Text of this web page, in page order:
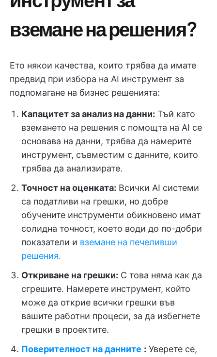
вземане на решения?
Ето някои качества, които трябва да имате
предвид при избора на AI инструмент за
подпомагане на бизнес решенията:
Капацитет за анализ на данни: Тъй като
вземането на решения с помощта на AI се
основава на данни, трябва да намерите
инструмент, съвместим с данните, които
трябва да анализирате.
Точност на оценката: Всички AI системи
са податливи на грешки, но добре
обучените инструменти обикновено имат
солидна точност, което води до по-добри
показатели и вземане на печеливши
решения.
Откриване на грешки: С това няма как да
сгрешите. Намерете инструмент, който
може да открие всички грешки във
вашите работни процеси, за да избегнете
грешки в проектите.
Поверителност на данните : Уверете се,